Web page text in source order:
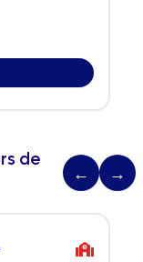
de
← →